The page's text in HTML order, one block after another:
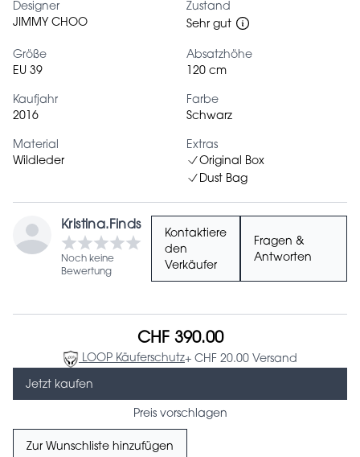
Designer
JIMMY CHOO
Zustand
Sehr gut
Größe
EU 39
Absatzhöhe
120 cm
Kaufjahr
2016
Farbe
Schwarz
Material
Wildleder
Extras
Original Box
Dust Bag
Kristina.Finds
Noch keine
Bewertung
Kontaktiere
den
Verkäufer
Fragen &
Antworten
CHF 390.00
LOOP Käuferschutz+ CHF 20.00 Versand
Jetzt kaufen
Preis vorschlagen
Zur Wunschliste hinzufügen